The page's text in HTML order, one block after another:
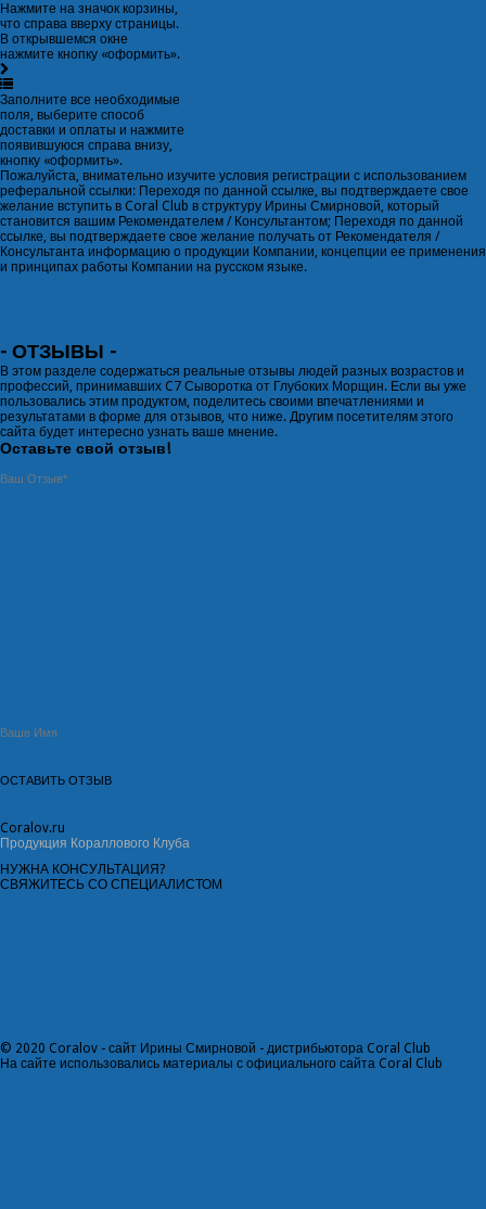
Нажмите на значок корзины,
что справа вверху страницы.
В открывшемся окне
нажмите кнопку «оформить».
Заполните все необходимые
поля, выберите способ
доставки и оплаты и нажмите
появившуюся справа внизу,
кнопку «оформить».
Пожалуйста, внимательно изучите условия регистрации с использованием
реферальной ссылки: Переходя по данной ссылке, вы подтверждаете свое
желание вступить в Coral Club в структуру Ирины Смирновой, который
становится вашим Рекомендателем / Консультантом; Переходя по данной
ссылке, вы подтверждаете свое желание получать от Рекомендателя /
Консультанта информацию о продукции Компании, концепции ее применения
и принципах работы Компании на русском языке.
- ОТЗЫВЫ -
В этом разделе содержаться реальные отзывы людей разных возрастов и
профессий, принимавших C7 Сыворотка от Глубоких Морщин. Если вы уже
пользовались этим продуктом, поделитесь своими впечатлениями и
результатами в форме для отзывов, что ниже. Другим посетителям этого
сайта будет интересно узнать ваше мнение.
Оставьте свой отзыв!
Coral ov.ru
Продукция Кораллового Клуба
НУЖНА КОНСУЛЬТАЦИЯ?
СВЯЖИТЕСЬ СО СПЕЦИАЛИСТОМ
© 2020 Coralov - сайт Ирины Смирновой - дистрибьютора Coral Club
На сайте использовались материалы с официального сайта Coral Club